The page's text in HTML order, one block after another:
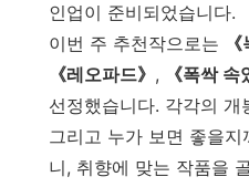
인업이 준비되었습니다.
이번 주 추천작으로는
《레오파드》 , 《폭싹 속
선정했습니다. 각각의
그리고 누가 보면 좋을
니, 취향에 맞는 작품을